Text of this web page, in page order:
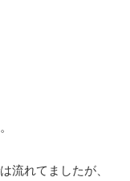
流れてましたが、